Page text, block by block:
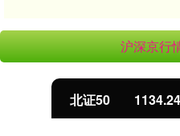
沪深京行
北证50 1134.24